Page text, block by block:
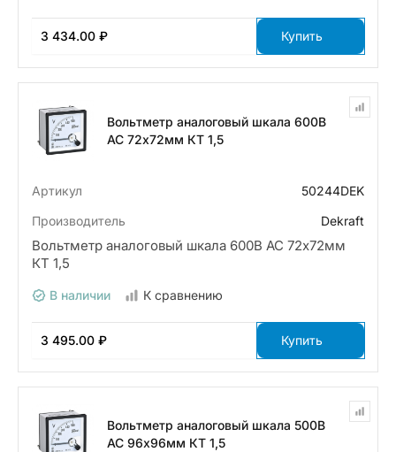
3 434.00 ₽ Купить
Вольтметр аналоговый шкала 600В
AC 72х72мм КТ 1,5
Артикул
50244DEK
Производитель
Dekraft
Вольтметр аналоговый шкала 600В AC 72х72мм
КТ 1,5
В наличии К сравнению
3 495.00 ₽ Купить
Вольтметр аналоговый шкала 500В
AC 96х96мм КТ 1,5